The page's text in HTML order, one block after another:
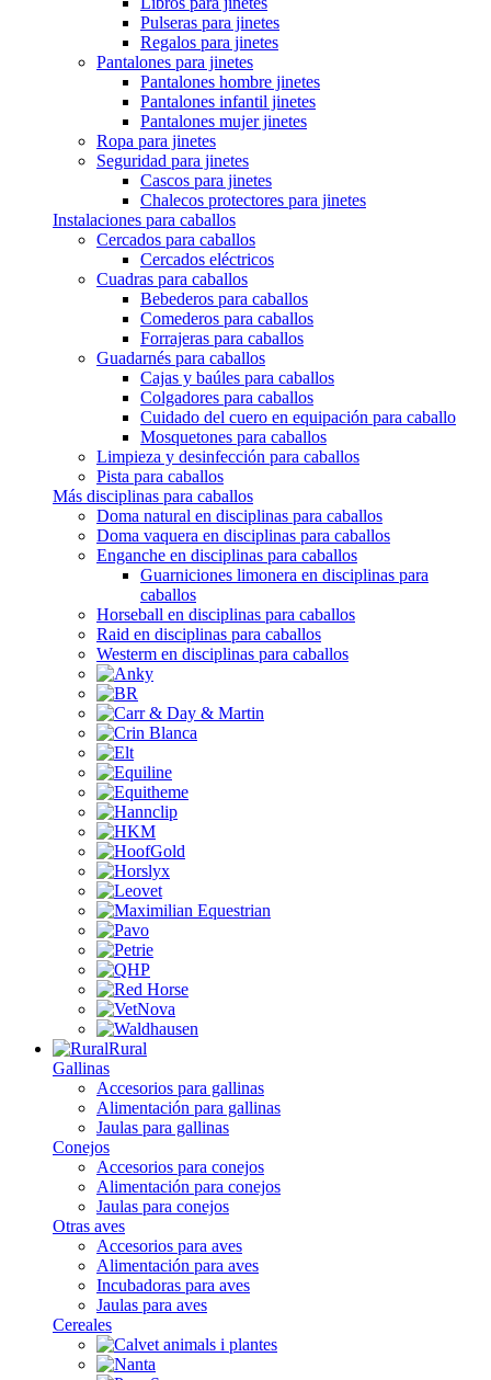
Pulseras para jinetes
Regalos para jinetes
Pantalones para jinetes
Pantalones hombre jinetes
Pantalones infantil jinetes
Pantalones mujer jinetes
Ropa para jinetes
Seguridad para jinetes
Cascos para jinetes
Chalecos protectores para jinetes
Instalaciones para caballos
Cercados para caballos
Cercados eléctricos
Cuadras para caballos
Bebederos para caballos
Comederos para caballos
Forrajeras para caballos
Guadarnés para caballos
Cajas y baúles para caballos
Colgadores para caballos
Cuidado del cuero en equipación para caballo
Mosquetones para caballos
Limpieza y desinfección para caballos
Pista para caballos
Más disciplinas para caballos
Doma natural en disciplinas para caballos
Doma vaquera en disciplinas para caballos
Enganche en disciplinas para caballos
Guarniciones limonera en disciplinas para
caballos
Horseball en disciplinas para caballos
Raid en disciplinas para caballos
Westerm en disciplinas para caballos
Rural
Gallinas
Accesorios para gallinas
Alimentación para gallinas
Jaulas para gallinas
Conejos
Accesorios para conejos
Alimentación para conejos
Jaulas para conejos
Otras aves
Accesorios para aves
Alimentación para aves
Incubadoras para aves
Jaulas para aves
Cereales